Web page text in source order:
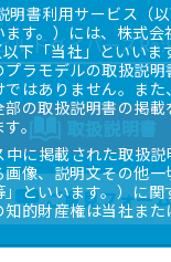
ルドダイバーズ
取扱説明書
ご意見フォー
明書利用サービス（
す。）には、株式会
下「当社」といいま
プラモデルの取扱説
ではありません。ま
部の取扱説明書の掲
。
に掲載された取扱説
画像、説明文その他
」といいます。）に関
知的財産権は当社また
る第三者に帰属しま